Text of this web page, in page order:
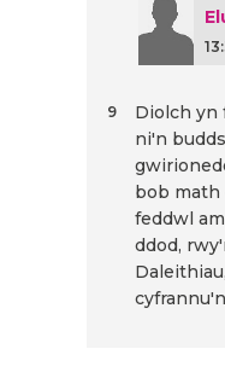
Diolch yn
ni'n
bob math
feddwl
ddod,
9